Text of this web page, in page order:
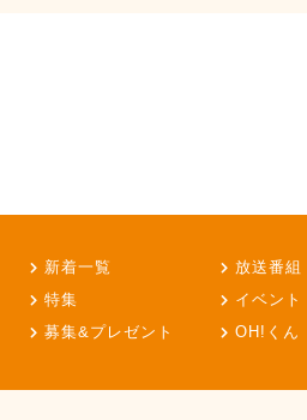
新着一覧 放送番組
特集
イベント
募集&プレゼント
OH!くん